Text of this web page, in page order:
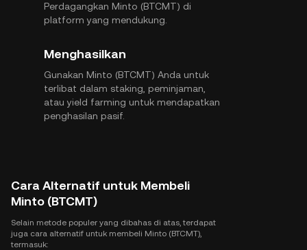
Perdagangkan Minto (BTCMT) di
platform yang mendukung.
Menghasilkan
Gunakan Minto (BTCMT) Anda untuk
terlibat dalam staking, peminjaman,
atau yield farming untuk mendapatkan
penghasilan pasif.
Cara Alternatif untuk Membeli
Minto (BTCMT)
Selain metode populer yang dibahas di atas, terdapat
juga cara alternatif untuk membeli Minto (BTCMT),
termasuk: